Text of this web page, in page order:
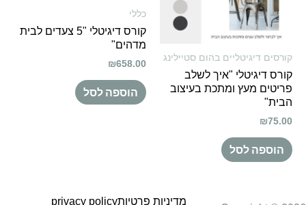
קורסים דיגיטליים בהום סטיילינג
קורס דיגיטלי "איך לשלב
פריטים מעץ ומתכת בעיצוב
הבית"
₪75.00
הוספה לסל
כללי
קורס דיגיטלי "5 צעדים לבית
מדהים"
₪658.00
הוספה לסל
מדיניות פרטיותprivacy policy